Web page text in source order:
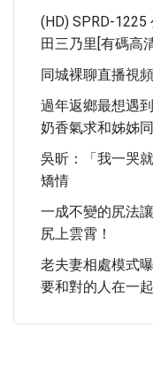
(HD) SPRD-
田三乃里[有碼高
同城裸聊直播視頻
過年返鄉最想遇
奶香氣求和姊姊
吳昕：「我一哭
矯情
一成不變的尻法
尻上雲霄！
老夫妻相處模式
要和對的人在一起